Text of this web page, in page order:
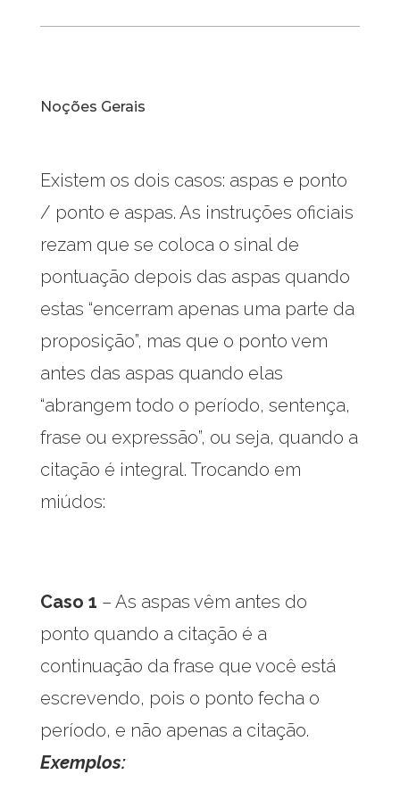
Noções Gerais
Existem os dois casos: aspas e ponto
/ ponto e aspas. As instruções oficiais
rezam que se coloca o sinal de
pontuação depois das aspas quando
estas “encerram apenas uma parte da
proposição”, mas que o ponto vem
antes das aspas quando elas
“abrangem todo o período, sentença,
frase ou expressão”, ou seja, quando a
citação é integral. Trocando em
miúdos:
Caso 1 – As aspas vêm antes do
ponto quando a citação é a
continuação da frase que você está
escrevendo, pois o ponto fecha o
período, e não apenas a citação.
Exemplos: